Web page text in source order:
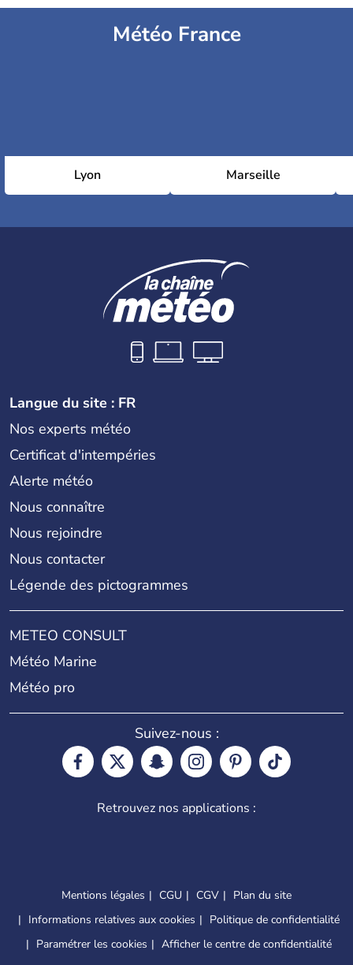
Météo France
Lyon Marseille
Langue du site : FR
Nos experts météo
Certificat d'intempéries
Alerte météo
Nous connaître
Nous rejoindre
Nous contacter
Légende des pictogrammes
METEO CONSULT
Météo Marine
Météo pro
Suivez-nous :
Retrouvez nos applications :
Mentions légales CGU CGV
Plan du site
Informations relatives aux cookies
Politique de confidentialité
Paramétrer les cookies
Afficher le centre de confidentialité